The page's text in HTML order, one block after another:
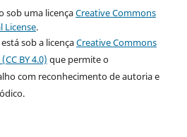
sob uma licençaCreative Commons
License.
sob a licençaCreative Commons
BY 4.0) que permite o
com reconhecimento de autoria e